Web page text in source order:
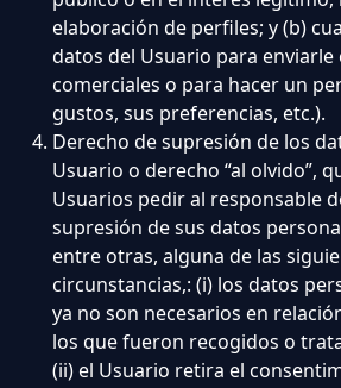
elaboración de perfiles; y (b)
datos del Usuario para enviarle
comerciales o para hacer un
gustos, sus preferencias, etc.).
Derecho de supresión de los
Usuario o derecho “al olvido”,
Usuarios pedir al responsable
supresión de sus datos
entre otras, alguna de las
circunstancias,: (i) los datos
ya no son necesarios en
los que fueron recogidos o
(ii) el Usuario retira el